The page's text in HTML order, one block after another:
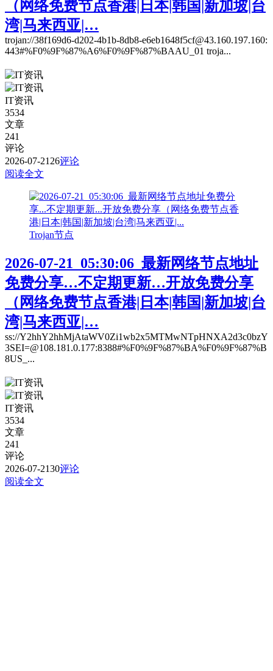
（网络免费节点香港|日本|韩国|新加坡|台
湾|马来西亚|…
trojan://38f169d6-d202-4b1b-8db8-e6eb1648f5cf@43.160.197.160:
443#%F0%9F%87%A6%F0%9F%87%BAAU_01 troja...
IT资讯
3534
文章
241
评论
2026-07-21 26评论
阅读全文
Trojan节点
2026-07-21_05:30:06_最新网络节点地址
免费分享…不定期更新…开放免费分享
（网络免费节点香港|日本|韩国|新加坡|台
湾|马来西亚|…
ss://Y2hhY2hhMjAtaWV0Zi1wb2x5MTMwNTpHNXA2d3c0bzY
3SEI=@108.181.0.177:8388#%F0%9F%87%BA%F0%9F%87%B
8US_...
IT资讯
3534
文章
241
评论
2026-07-2130评论
阅读全文